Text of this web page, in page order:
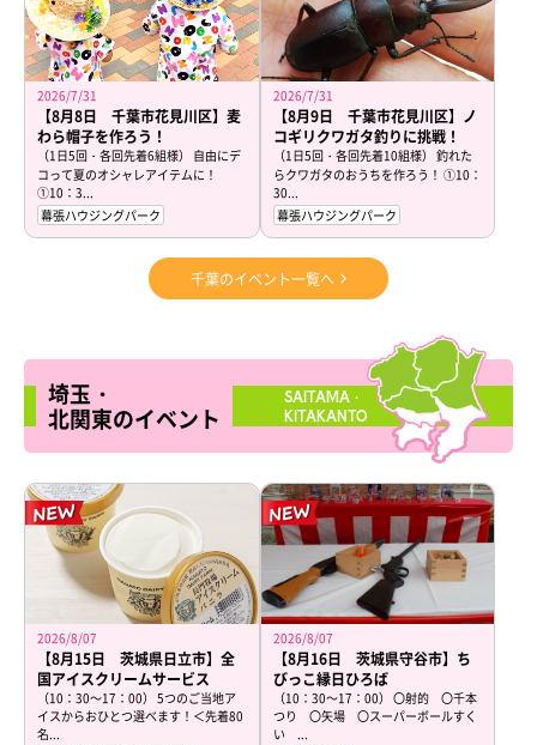
2026/7/31
【8月8日 千葉市花見川区】麦
わら帽子を作ろう！
（1日5回・各回先着6組様） 自由にデ
コって夏のオシャレアイテムに！
①10：3...
幕張ハウジングパーク
2026/7/31
【8月9日 千葉市花見川区】ノ
コギリクワガタ釣りに挑戦！
（1日5回・各回先着10組様） 釣れた
らクワガタのおうちを作ろう！ ①10：
30...
幕張ハウジングパーク
千葉のイベント一覧へ
埼玉・
北関東のイベント
SAITAMA・
KITAKANTO
2026/8/07
【8月15日 茨城県日立市】全
国アイスクリームサービス
（10：30～17：00） 5つのご当地ア
イスからおひとつ選べます！＜先着80
名...
2026/8/07
【8月16日 茨城県守谷市】ち
びっこ縁日ひろば
（10：30～17：00） 〇射的 〇千本
つり 〇矢場 〇スーパーボールすく
い ...